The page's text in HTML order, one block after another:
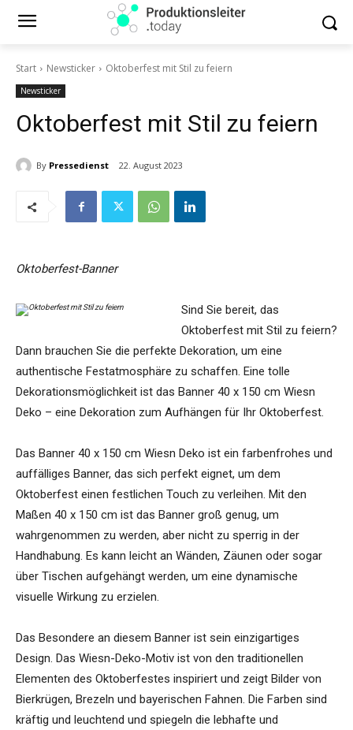
Start Newsticker Oktoberfest mit Stil zu feiern
Newsticker
Oktoberfest mit Stil zu feiern
By Pressedienst 22. August 2023
Oktoberfest-Banner
Sind Sie bereit, das
Oktoberfest mit Stil zu feiern?
Dann brauchen Sie die perfekte Dekoration, um eine
authentische Festatmosphäre zu schaffen. Eine tolle
Dekorationsmöglichkeit ist das Banner 40 x 150 cm Wiesn
Deko – eine Dekoration zum Aufhängen für Ihr Oktoberfest.
Das Banner 40 x 150 cm Wiesn Deko ist ein farbenfrohes und
auffälliges Banner, das sich perfekt eignet, um dem
Oktoberfest einen festlichen Touch zu verleihen. Mit den
Maßen 40 x 150 cm ist das Banner groß genug, um
wahrgenommen zu werden, aber nicht zu sperrig in der
Handhabung. Es kann leicht an Wänden, Zäunen oder sogar
über Tischen aufgehängt werden, um eine dynamische
visuelle Wirkung zu erzielen.
Das Besondere an diesem Banner ist sein einzigartiges
Design. Das Wiesn-Deko-Motiv ist von den traditionellen
Elementen des Oktoberfestes inspiriert und zeigt Bilder von
Bierkrügen, Brezeln und bayerischen Fahnen. Die Farben sind
kräftig und leuchtend und spiegeln die lebhafte und